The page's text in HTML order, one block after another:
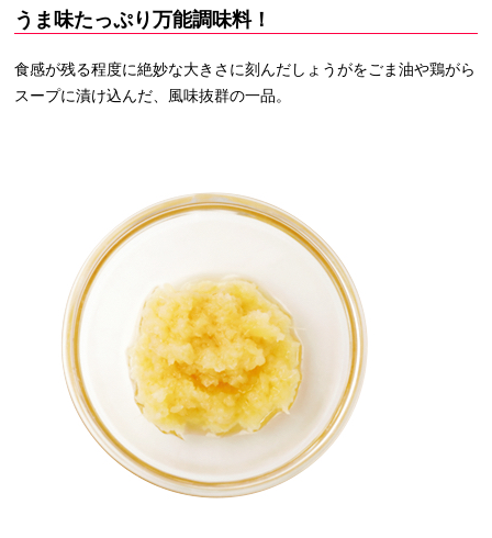
うま味たっぷり万能調味料！
食感が残る程度に絶妙な大きさに刻んだしょうがをごま油や鶏がら
スープに漬け込んだ、風味抜群の一品。